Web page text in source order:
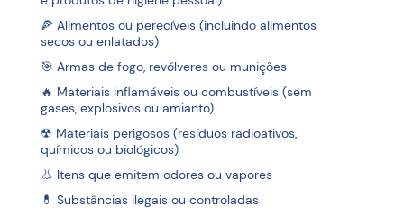
🍕 Alimentos ou perecíveis (incluindo alimentos
secos ou enlatados)
🎯 Armas de fogo, revólveres ou munições
🔥 Materiais inflamáveis ou combustíveis (sem
gases, explosivos ou amianto)
☢ Materiais perigosos (resíduos radioativos,
químicos ou biológicos)
👃 Itens que emitem odores ou vapores
💊 Substâncias ilegais ou controladas